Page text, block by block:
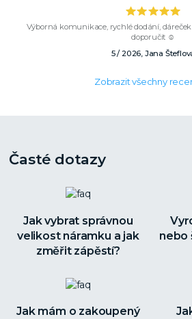
Výborná komunikace, rychlé dodání,
doporučit ☺️
5 / 2026, Jana
Zobrazit všechny
Časté dotazy
Jak vybrat správnou
velikost náramku a jak
změřit zápěstí?
nebo
Jak mám o zakoupený